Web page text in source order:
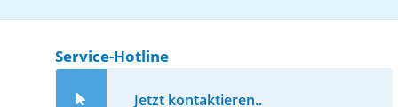
Service-Hotline
Jetzt kontaktieren..